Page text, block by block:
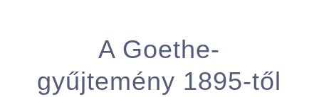
A Goethe-
gyűjtemény 1895-től